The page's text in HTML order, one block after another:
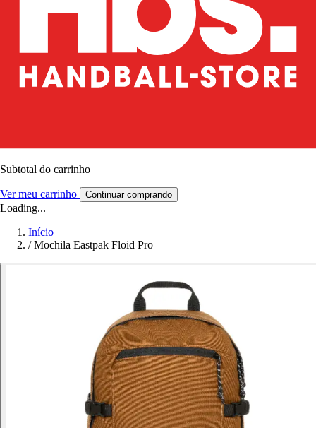
Subtotal do carrinho
Ver meu carrinho Continuar comprando
Loading...
Início
/ Mochila Eastpak Floid Pro